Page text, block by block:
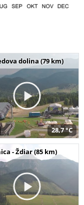
dolina (79 km)
28,7 °C
- Ždiar (85 km)